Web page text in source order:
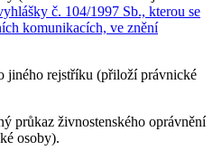
č. 104/1997 Sb., kterou se
komunikacích, ve znění
jiného rejstříku (přiloží právnické
průkaz živnostenského oprávnění
osoby).